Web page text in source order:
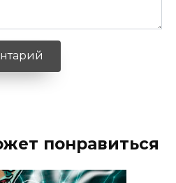
понравиться